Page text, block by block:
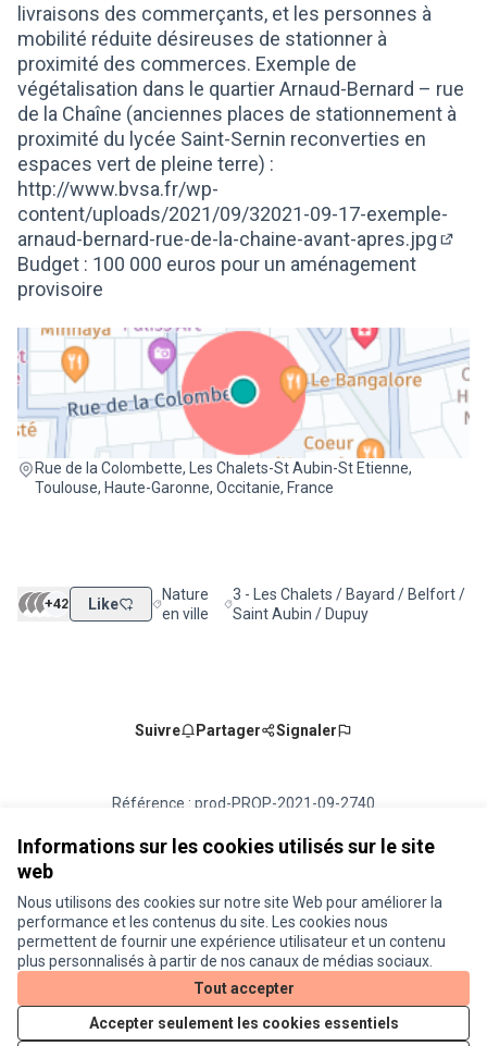
Informations sur les cookies utilisés sur le site
web
Nous utilisons des cookies sur notre site Web pour améliorer la
performance et les contenus du site. Les cookies nous
permettent de fournir une expérience utilisateur et un contenu
plus personnalisés à partir de nos canaux de médias sociaux.
Tout accepter
Accepter seulement les cookies essentiels
livraisons des commerçants, et les personnes à
mobilité réduite désireuses de stationner à
proximité des commerces. Exemple de
végétalisation dans le quartier Arnaud-Bernard – rue
de la Chaîne (anciennes places de stationnement à
proximité du lycée Saint-Sernin reconverties en
espaces vert de pleine terre) :
http://www.bvsa.fr/wp-
content/uploads/2021/09/32021-09-17-exemple-
arnaud-bernard-rue-de-la-chaine-avant-apres.jpg
Budget : 100 000 euros pour un aménagement
provisoire
Rue de la Colombette, Les Chalets-St Aubin-St Etienne,
Toulouse, Haute-Garonne, Occitanie, France
(Lien externe)
+42 Like Filtrer les résultats de la catégorie : Nature en ville
Nature
en ville
Filtrer les résultats pour le secteur : 3
3 - Les Chalets / Bayard / Belfort /
Saint Aubin / Dupuy
Suivre Partager Signaler
Référence : prod-PROP-2021-09-2740
Vérifiez l'empreinte numérique
Conditions d'utilisation
Paramètres des cookies
Je participe ! sur X
(Lien externe)
Je participe ! sur Facebook
Je participe ! sur Instagram